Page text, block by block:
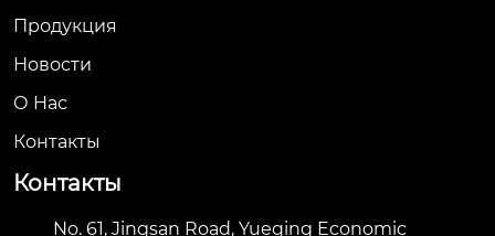
Продукция
Новости
О Hас
Контакты
Контакты
No. 61, Jingsan Road, Yueqing Economic